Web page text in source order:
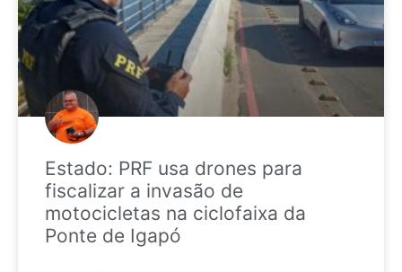
Estado: PRF usa drones para
fiscalizar a invasão de
motocicletas na ciclofaixa da
Ponte de Igapó